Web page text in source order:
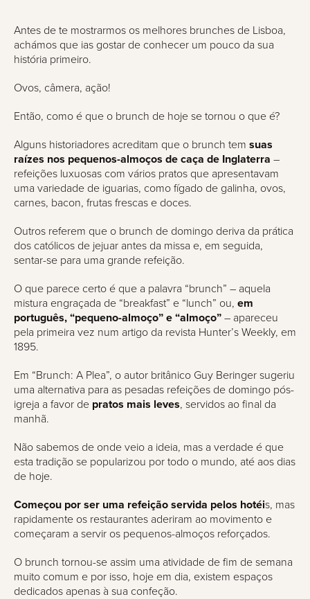
Antes de te mostrarmos os melhores brunches de Lisboa,
achámos que ias gostar de conhecer um pouco da sua
história primeiro.
Ovos, câmera, ação!
Então, como é que o brunch de hoje se tornou o que é?
Alguns historiadores acreditam que o brunch tem suas
raízes nos pequenos-almoços de caça de Inglaterra –
refeições luxuosas com vários pratos que apresentavam
uma variedade de iguarias, como fígado de galinha, ovos,
carnes, bacon, frutas frescas e doces.
Outros referem que o brunch de domingo deriva da prática
dos católicos de jejuar antes da missa e, em seguida,
sentar-se para uma grande refeição.
O que parece certo é que a palavra “brunch” – aquela
mistura engraçada de “breakfast” e “lunch” ou, em
português, “pequeno-almoço” e “almoço” – apareceu
pela primeira vez num artigo da revista Hunter’s Weekly, em
1895.
Em “Brunch: A Plea”, o autor britânico Guy Beringer sugeriu
uma alternativa para as pesadas refeições de domingo pós-
igreja a favor de pratos mais leves, servidos ao final da
manhã.
Não sabemos de onde veio a ideia, mas a verdade é que
esta tradição se popularizou por todo o mundo, até aos dias
de hoje.
Começou por ser uma refeição servida pelos hotéis, mas
rapidamente os restaurantes aderiram ao movimento e
começaram a servir os pequenos-almoços reforçados.
O brunch tornou-se assim uma atividade de fim de semana
muito comum e por isso, hoje em dia, existem espaços
dedicados apenas à sua confeção.